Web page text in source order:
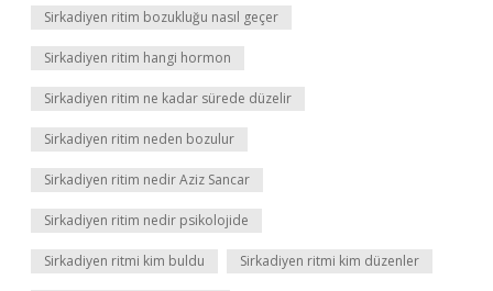
Sirkadiyen ritim bozukluğu nasıl geçer
Sirkadiyen ritim hangi hormon
Sirkadiyen ritim ne kadar sürede düzelir
Sirkadiyen ritim neden bozulur
Sirkadiyen ritim nedir Aziz Sancar
Sirkadiyen ritim nedir psikolojide
Sirkadiyen ritmi kim buldu Sirkadiyen ritmi kim düzenler